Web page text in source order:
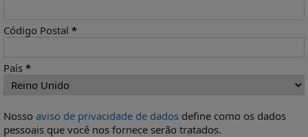
Código Postal *
País *
Nosso aviso de privacidade de dados define como os dados
pessoais que você nos fornece serão tratados.